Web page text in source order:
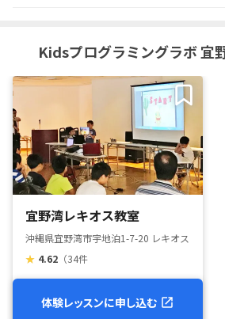
Kidsプログラミングラボ 宜
宜野湾レキオス教室
沖縄県宜野湾市宇地泊1-7-20 レキオススクエア
★ 4.62 （34件
体験レッスンに申し込む